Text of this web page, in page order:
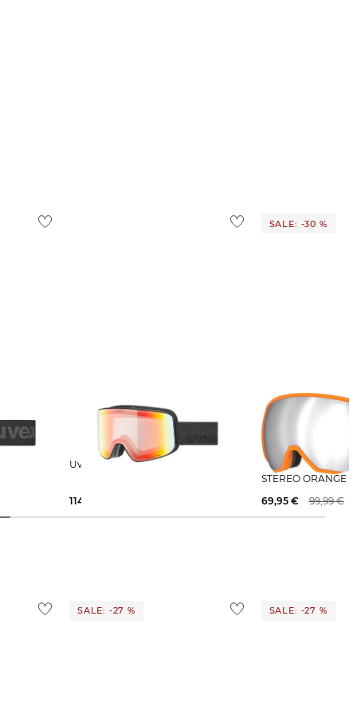
2000 FM" Uvex | Skibrille PYRIT V
114,95 €
SALE: -30 %
Atomic | Skibrille REVENT L
STEREO ORANGE
69,95 €
99,99 €
SALE: -27 % SALE: -27 %